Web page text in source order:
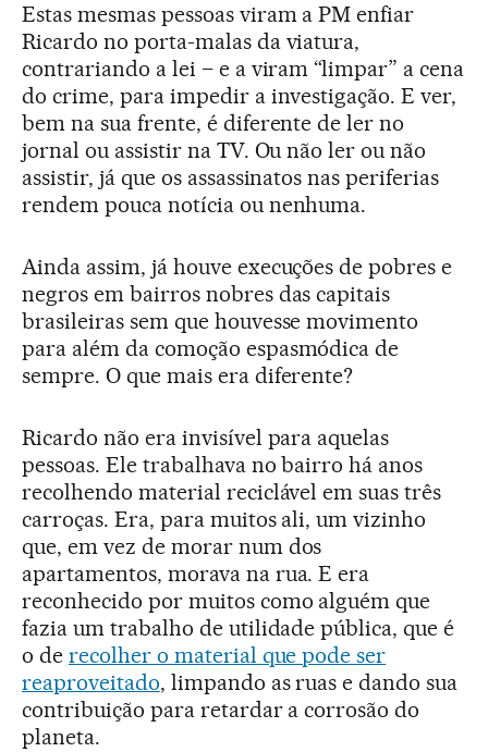
Estas mesmas pessoas viram a PM enfiar
Ricardo no porta-malas da viatura,
contrariando a lei – e a viram “limpar” a cena
do crime, para impedir a investigação. E ver,
bem na sua frente, é diferente de ler no
jornal ou assistir na TV. Ou não ler ou não
assistir, já que os assassinatos nas periferias
rendem pouca notícia ou nenhuma.
Ainda assim, já houve execuções de pobres e
negros em bairros nobres das capitais
brasileiras sem que houvesse movimento
para além da comoção espasmódica de
sempre. O que mais era diferente?
Ricardo não era invisível para aquelas
pessoas. Ele trabalhava no bairro há anos
recolhendo material reciclável em suas três
carroças. Era, para muitos ali, um vizinho
que, em vez de morar num dos
apartamentos, morava na rua. E era
reconhecido por muitos como alguém que
fazia um trabalho de utilidade pública, que é
o de recolher o material que pode ser
reaproveitado, limpando as ruas e dando sua
contribuição para retardar a corrosão do
planeta.